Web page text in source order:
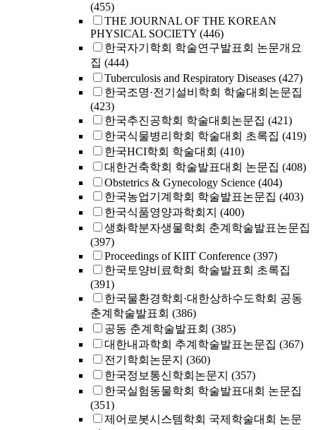
(455)
THE JOURNAL OF THE KOREAN
PHYSICAL SOCIETY (446)
한국자기학회 학술연구발표회 논문개요
집 (444)
Tuberculosis and Respiratory Diseases (427)
한국조명·전기설비학회 학술대회논문집
(423)
한국추진공학회 학술대회논문집 (421)
한국식물병리학회 학술대회 초록집 (419)
한국HCI학회 학술대회 (410)
대한건축학회 학술발표대회 논문집 (408)
Obstetrics & Gynecology Science (404)
한국농업기계학회 학술발표논문집 (403)
한국식품영양과학회지 (400)
생화학분자생물학회 춘계학술발표논문집
(397)
Proceedings of KIIT Conference (397)
한국토양비료학회 학술발표회 초록집
(391)
한국물환경학회·대한상하수도학회 공동
춘계학술발표회 (386)
공동 춘계학술발표회 (385)
대한내과학회 추계학술발표논문집 (367)
전기학회논문지 (360)
한국정보통신학회논문지 (357)
한국실험동물학회 학술발표대회 논문집
(351)
제어로봇시스템학회 국제학술대회 논문